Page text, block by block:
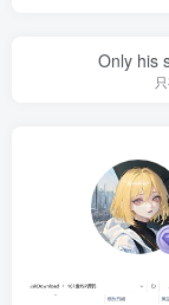
Only his